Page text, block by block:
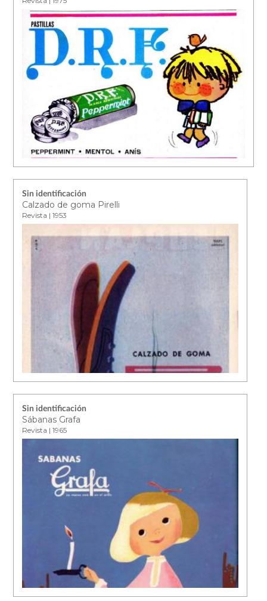
Sin identificación
Calzado de goma Pirelli
Revista | 1953
Sin identificación
Sábanas Grafa
Revista | 1965